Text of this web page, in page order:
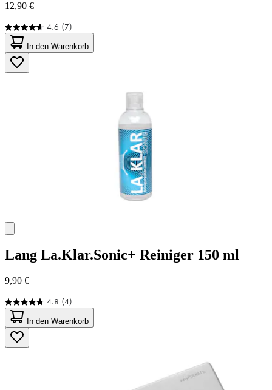
12,90 €
4.6 (7)
4.6
von
5
Sternen.
7
In den Warenkorb
Lang La.Klar.Sonic+ Reiniger 150 ml
9,90 €
4.8 (4)
4.8
von
5
Sternen.
4
In den Warenkorb